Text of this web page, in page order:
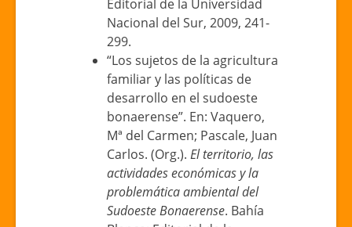
Editorial de la Universidad
Nacional del Sur, 2009, 241-
299.
“Los sujetos de la agricultura
familiar y las políticas de
desarrollo en el sudoeste
bonaerense”. En: Vaquero,
Mª del Carmen; Pascale, Juan
Carlos. (Org.). El territorio, las
actividades económicas y la
problemática ambiental del
Sudoeste Bonaerense. Bahía